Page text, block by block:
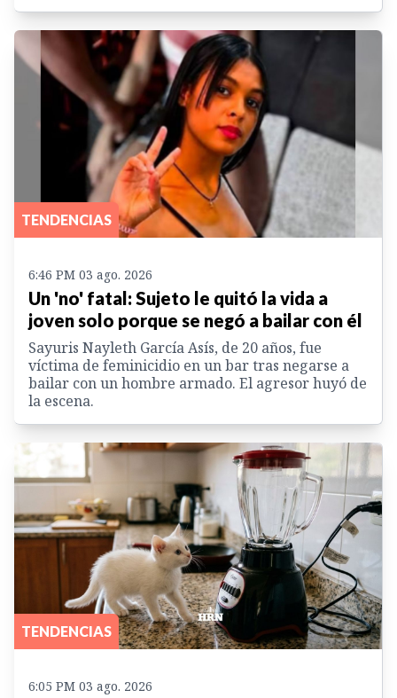
TENDENCIAS
6:46 PM 03 ago. 2026
Un 'no' fatal: Sujeto le quitó la vida a
joven solo porque se negó a bailar con él
Sayuris Nayleth García Asís, de 20 años, fue
víctima de feminicidio en un bar tras negarse a
bailar con un hombre armado. El agresor huyó de
la escena.
TENDENCIAS
6:05 PM 03 ago. 2026